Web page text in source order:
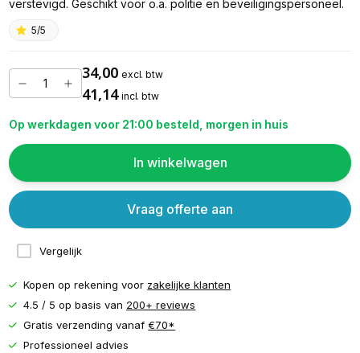
verstevigd. Geschikt voor o.a. politie en beveiligingspersoneel.
5/5
34,00 excl. btw
41,14 incl. btw
Op werkdagen voor 21:00 besteld, morgen in huis
In winkelwagen
Vergelijk
Vraag offerte aan
Kopen op rekening voor zakelijke klanten
4.5 / 5 op basis van 200+ reviews
Gratis verzending vanaf€70*
Professioneel advies